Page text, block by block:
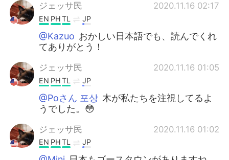
ジェッサ民 2020.11.16 02:17
EN PHTL JP
@Kazuo おかしい日本語でも、読んでくれ
てありがとう！
ジェッサ民 2020.11.16 01:05
EN PHTL JP
@Poさん 포상 木が私たちを注視してるよ
うでした。😳
ジェッサ民 2020.11.16 01:02
EN PHTL JP